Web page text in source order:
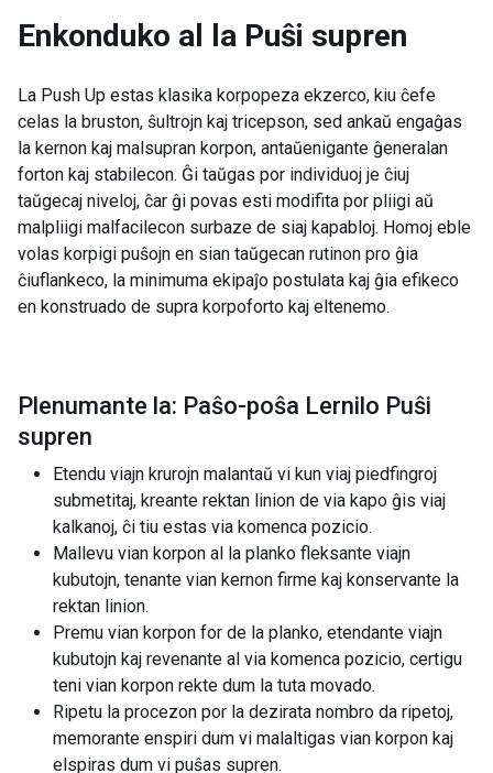
Enkonduko al la Puŝi supren
La Push Up estas klasika korpopeza ekzerco, kiu ĉefe
celas la bruston, ŝultrojn kaj tricepson, sed ankaŭ engaĝas
la kernon kaj malsupran korpon, antaŭenigante ĝeneralan
forton kaj stabilecon. Ĝi taŭgas por individuoj je ĉiuj
taŭgecaj niveloj, ĉar ĝi povas esti modifita por pliigi aŭ
malpliigi malfacilecon surbaze de siaj kapabloj. Homoj eble
volas korpigi puŝojn en sian taŭgecan rutinon pro ĝia
ĉiuflankeco, la minimuma ekipaĵo postulata kaj ĝia efikeco
en konstruado de supra korpoforto kaj eltenemo.
Plenumante la: Paŝo-poŝa Lernilo Puŝi
supren
Etendu viajn krurojn malantaŭ vi kun viaj piedfingroj
submetitaj, kreante rektan linion de via kapo ĝis viaj
kalkanoj, ĉi tiu estas via komenca pozicio.
Mallevu vian korpon al la planko fleksante viajn
kubutojn, tenante vian kernon firme kaj konservante la
rektan linion.
Premu vian korpon for de la planko, etendante viajn
kubutojn kaj revenante al via komenca pozicio, certigu
teni vian korpon rekte dum la tuta movado.
Ripetu la procezon por la dezirata nombro da ripetoj,
memorante enspiri dum vi malaltigas vian korpon kaj
elspiras dum vi puŝas supren.